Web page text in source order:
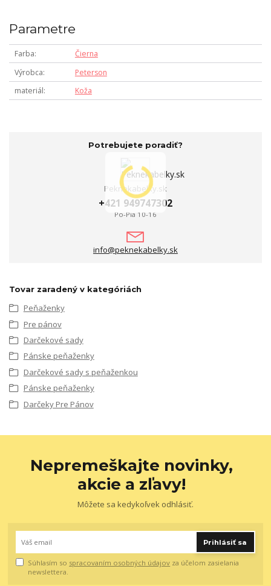
Parametre
Farba
Čierna
Výrobca
Peterson
materiál
Koža
Potrebujete poradiť?
Peknekabelky.sk
+421 949747302
Po-Pia 10-16
info@peknekabelky.sk
Tovar zaradený v kategóriách
Peňaženky
Pre pánov
Darčekové sady
Pánske peňaženky
Darčekové sady s peňaženkou
Pánske peňaženky
Darčeky Pre Pánov
Nepremeškajte novinky,
akcie a zľavy!
Môžete sa kedykoľvek odhlásiť.
Prihlásiť sa
Súhlasím so spracovaním osobných údajov za účelom zasielania
newslettera.